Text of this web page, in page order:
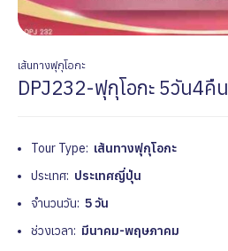
เส้นทางฟุกุโอกะ
DPJ232-ฟุกุโอกะ 5วัน4คืน
Tour Type: เส้นทางฟุกุโอกะ
ประเทศ: ประเทศญี่ปุ่น
จำนวนวัน: 5 วัน
ช่วงเวลา: มีนาคม-พฤษภาคม